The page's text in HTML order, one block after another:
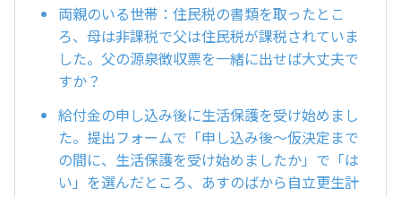
両親のいる世帯：住民税の書類を取ったとこ
ろ、母は非課税で父は住民税が課税されていま
した。父の源泉徴収票を一緒に出せば大丈夫で
すか？
給付金の申し込み後に生活保護を受け始めまし
た。提出フォームで「申し込み後～仮決定まで
の間に、生活保護を受け始めましたか」で「は
い」を選んだところ、あすのばから自立更生計